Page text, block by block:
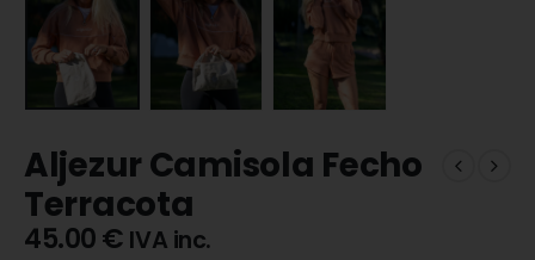
Aljezur Camisola Fecho
Terracota
45.00€ IVA inc.